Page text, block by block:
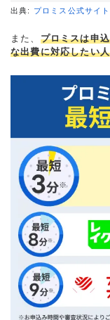
出典: プロミス公式サイ
また、 プロミスは申
な出費に対応したい